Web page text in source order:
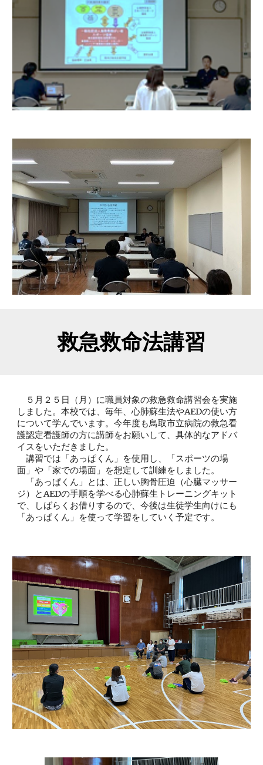
救急救命法講習
５月２５日（月）に職員対象の救急救命講習会を実施
しました。本校では、毎年、心肺蘇生法やAEDの使い方
について学んでいます。今年度も鳥取市立病院の救急看
護認定看護師の方に講師をお願いして、具体的なアドバ
イスをいただきました。
講習では「あっぱくん」を使用し、「スポーツの場
面」や「家での場面」を想定して訓練をしました。
「あっぱくん」とは、正しい胸骨圧迫（心臓マッサー
ジ）とAEDの手順を学べる心肺蘇生トレーニングキット
で、しばらくお借りするので、今後は生徒学生向けにも
「あっぱくん」を使って学習をしていく予定です。